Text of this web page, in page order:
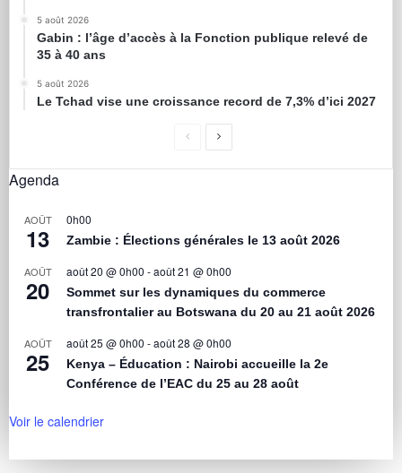
5 août 2026
Gabin : l’âge d’accès à la Fonction publique relevé de
35 à 40 ans
5 août 2026
Le Tchad vise une croissance record de 7,3% d’ici 2027
Agenda
AOÛT
13
0h00
Zambie : Élections générales le 13 août 2026
AOÛT
20
août 20 @ 0h00 -août 21 @ 0h00
Sommet sur les dynamiques du commerce
transfrontalier au Botswana du 20 au 21 août 2026
AOÛT
25
août 25 @ 0h00 -août 28 @ 0h00
Kenya – Éducation : Nairobi accueille la 2e
Conférence de l’EAC du 25 au 28 août
Voir le calendrier